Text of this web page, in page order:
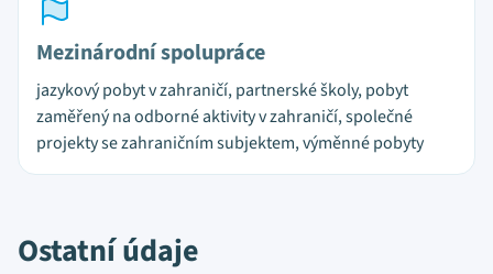
Mezinárodní spolupráce
jazykový pobyt v zahraničí, partnerské školy, pobyt
zaměřený na odborné aktivity v zahraničí, společné
projekty se zahraničním subjektem, výměnné pobyty
Ostatní údaje